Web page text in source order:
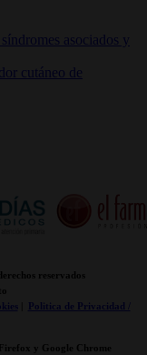
asociados y
cutáneo de
reservados
|
Politica de Privacidad /
y Google Chrome